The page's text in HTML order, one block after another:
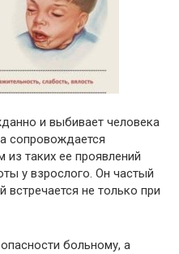
и выбивает человека
сопровождается
таких ее проявлений
у взрослого. Он частый
встречается не только при
больному, а